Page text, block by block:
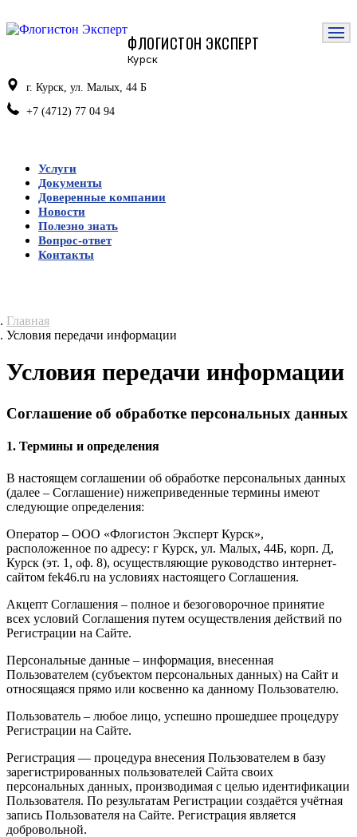
ФЛОГИСТОН ЭКСПЕРТ
Курск
г. Курск, ул. Малых, 44 Б
+7 (4712) 77 04 94
Услуги
Документы
Доверенные компании
Новости
Полезно знать
Вопрос-ответ
Контакты
Главная
Условия передачи информации
Условия передачи информации
Соглашение об обработке персональных данных
1. Термины и определения
В настоящем соглашении об обработке персональных данных
(далее – Соглашение) нижеприведенные термины имеют
следующие определения:
Оператор – ООО «Флогистон Эксперт Курск»,
расположенное по адресу: г Курск, ул. Малых, 44Б, корп. Д,
Курск (эт. 1, оф. 8), осуществляющие руководство интернет-
сайтом fek46.ru на условиях настоящего Соглашения.
Акцепт Соглашения – полное и безоговорочное принятие
всех условий Соглашения путем осуществления действий по
Регистрации на Сайте.
Персональные данные – информация, внесенная
Пользователем (субъектом персональных данных) на Сайт и
относящаяся прямо или косвенно ка данному Пользователю.
Пользователь – любое лицо, успешно прошедшее процедуру
Регистрации на Сайте.
Регистрация — процедура внесения Пользователем в базу
зарегистрированных пользователей Сайта своих
персональных данных, производимая с целью идентификации
Пользователя. По результатам Регистрации создаётся учётная
запись Пользователя на Сайте. Регистрация является
добровольной.